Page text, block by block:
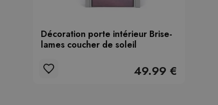
Décoration porte intérieur Brise-
lames coucher de soleil
49.99 €